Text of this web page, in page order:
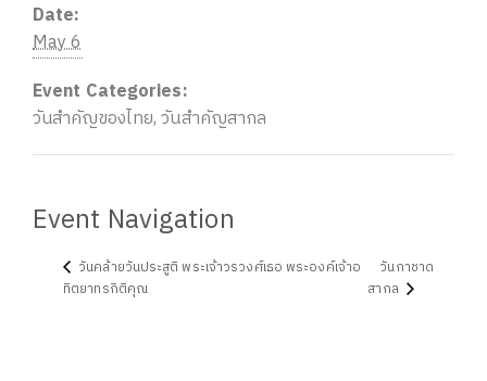
Date:
May 6
Event Categories:
วันสำคัญของไทย,วันสำคัญสากล
Event Navigation
วันคล้ายวันประสูติ พระเจ้าวรวงศ์เธอ พระองค์เจ้าอ
ทิตยาทรกิติคุณ
วันกาชาด
สากล